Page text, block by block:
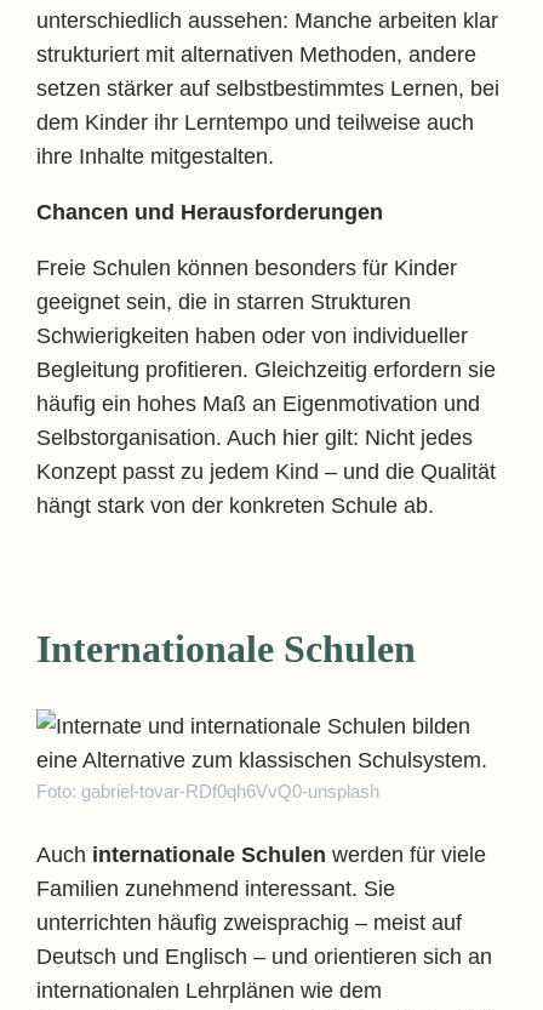
unterschiedlich aussehen: Manche arbeiten klar
strukturiert mit alternativen Methoden, andere
setzen stärker auf selbstbestimmtes Lernen, bei
dem Kinder ihr Lerntempo und teilweise auch
ihre Inhalte mitgestalten.
Chancen und Herausforderungen
Freie Schulen können besonders für Kinder
geeignet sein, die in starren Strukturen
Schwierigkeiten haben oder von individueller
Begleitung profitieren. Gleichzeitig erfordern sie
häufig ein hohes Maß an Eigenmotivation und
Selbstorganisation. Auch hier gilt: Nicht jedes
Konzept passt zu jedem Kind – und die Qualität
hängt stark von der konkreten Schule ab.
Internationale Schulen
Foto: gabriel-tovar-RDf0qh6VvQ0-unsplash
Auch internationale Schulen werden für viele
Familien zunehmend interessant. Sie
unterrichten häufig zweisprachig – meist auf
Deutsch und Englisch – und orientieren sich an
internationalen Lehrplänen wie dem